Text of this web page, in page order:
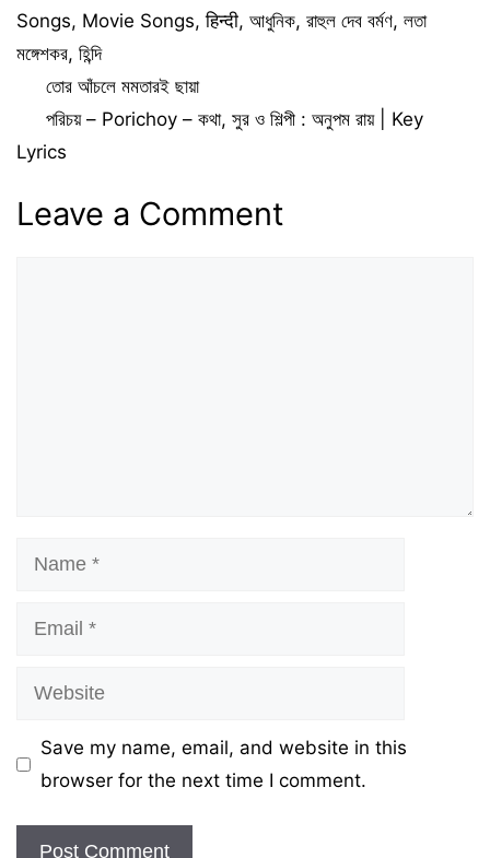
Songs, Movie Songs,हिन्दी, আধুনিক, রাহুল দেব বর্মণ, লতা
মঙ্গেশকর, হিন্দি
তোর আঁচলে মমতারই ছায়া
পরিচয় – Porichoy – কথা, সুর ও শিল্পী : অনুপম রায় | Key
Lyrics
Leave a Comment
Name
Email
Website
Save my name, email, and website in this
browser for the next time I comment.